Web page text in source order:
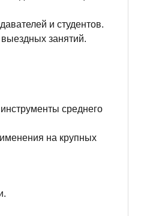
и студентов.
занятий.
среднего
на крупных